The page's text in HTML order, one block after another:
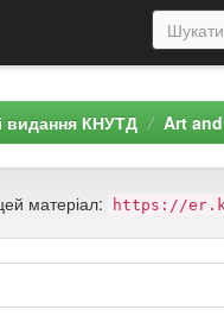
видання КНУТД Art
матеріал: https://